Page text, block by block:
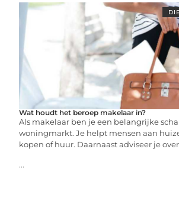
Wat houdt het beroep makelaar in?
Als makelaar ben je een belangrijke
woningmarkt. Je helpt mensen aan
kopen of huur. Daarnaast adviseer je
...